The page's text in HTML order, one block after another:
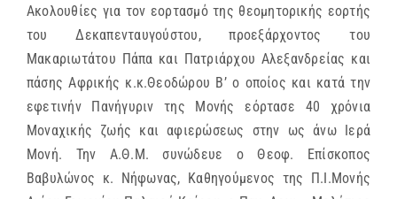
Ακολουθίες για τον εορτασμό της θεομητορικής εορτής
του Δεκαπενταυγούστου, προεξάρχοντος του
Μακαριωτάτου Πάπα και Πατριάρχου Αλεξανδρείας και
πάσης Αφρικής κ.κ.Θεοδώρου Β’ ο οποίος και κατά την
εφετινήν Πανήγυριν της Μονής εόρτασε 40 χρόνια
Μοναχικής ζωής και αφιερώσεως στην ως άνω Ιερά
Μονή. Την Α.Θ.Μ. συνώδευε ο Θεοφ. Επίσκοπος
Βαβυλώνος κ. Νήφωνας, Καθηγούμενος της Π.Ι.Μονής